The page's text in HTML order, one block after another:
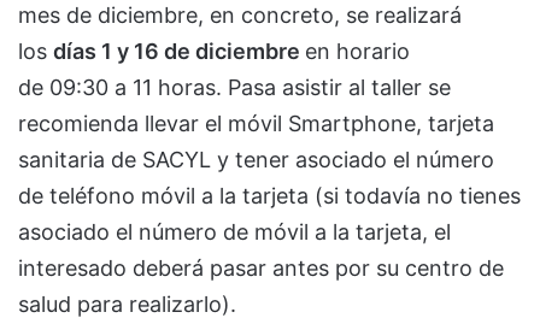
mes de diciembre, en concreto, se realizará
los días 1 y 16 de diciembre en horario
de 09:30 a 11 horas. Pasa asistir al taller se
recomienda llevar el móvil Smartphone, tarjeta
sanitaria de SACYL y tener asociado el número
de teléfono móvil a la tarjeta (si todavía no tienes
asociado el número de móvil a la tarjeta, el
interesado deberá pasar antes por su centro de
salud para realizarlo).